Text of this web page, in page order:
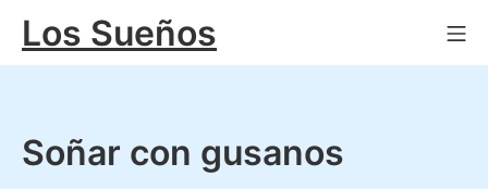
contenido
Los Sueños
Soñar con gusanos